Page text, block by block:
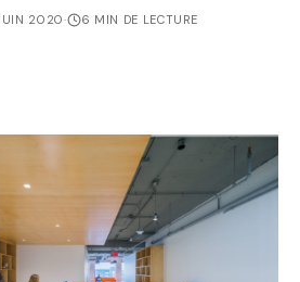
2020· 6 MIN DE LECTURE